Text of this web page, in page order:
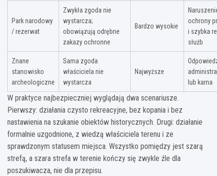
Park narodowy
/ rezerwat
Zwykła zgoda nie
wystarcza;
obowiązują odrębne
zakazy ochronne
Bardzo wysokie
ochrony
i szybka
służb
Znane
stanowisko
archeologiczne
Sama zgoda
właściciela nie
wystarcza
Najwyższe
lub karna
W praktyce najbezpieczniej wyglądają dwa scenariusze.
Pierwszy: działania czysto rekreacyjne, bez kopania i bez
nastawienia na szukanie obiektów historycznych. Drugi: działanie
formalnie uzgodnione, z wiedzą właściciela terenu i ze
sprawdzonym statusem miejsca. Wszystko pomiędzy jest szarą
strefą, a szara strefa w terenie kończy się zwykle źle dla
poszukiwacza, nie dla przepisu.